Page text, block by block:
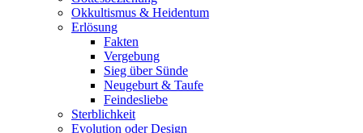
Okkultismus & Heidentum
Erlösung
Fakten
Vergebung
Sieg über Sünde
Neugeburt & Taufe
Feindesliebe
Sterblichkeit
Evolution oder Design